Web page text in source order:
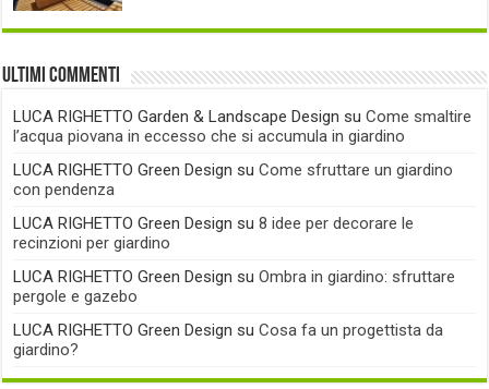
Ultimi commenti
LUCA RIGHETTO Garden & Landscape Design suCome smaltire
l’acqua piovana in eccesso che si accumula in giardino
LUCA RIGHETTO Green Design suCome sfruttare un giardino
con pendenza
LUCA RIGHETTO Green Design su8 idee per decorare le
recinzioni per giardino
LUCA RIGHETTO Green Design suOmbra in giardino: sfruttare
pergole e gazebo
LUCA RIGHETTO Green Design suCosa fa un progettista da
giardino?